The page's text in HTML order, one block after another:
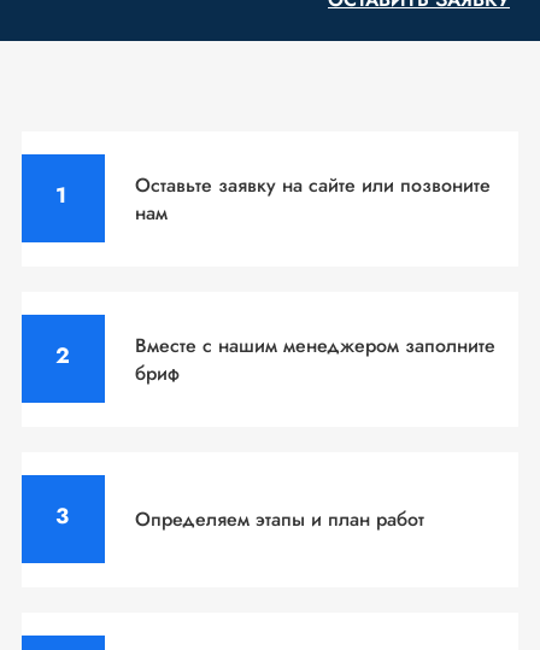
Оставьте заявку на сайте или позвоните
нам
Вместе с нашим менеджером заполните
бриф
Определяем этапы и план работ